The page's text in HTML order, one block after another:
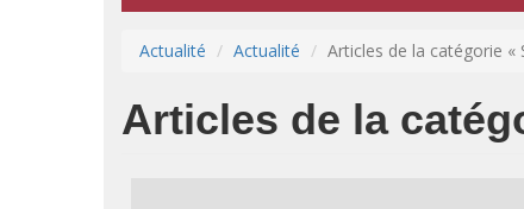
Actualité Actualité Articles de la catégorie «
Articles de la